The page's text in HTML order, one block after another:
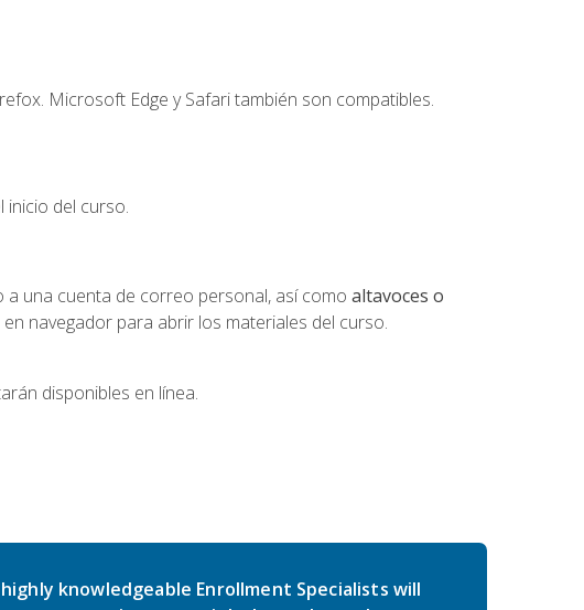
Microsoft Edge y Safari también son compatibles.
del curso.
una cuenta de correo personal, así como altavoces o
navegador para abrir los materiales del curso.
disponibles en línea.
knowledgeable Enrollment Specialists will